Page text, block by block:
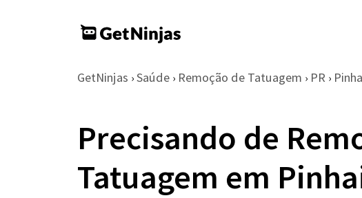
GetNinjas › Saúde › Remoção de Tatuagem › PR ›
Precisando de
Tatuagem em